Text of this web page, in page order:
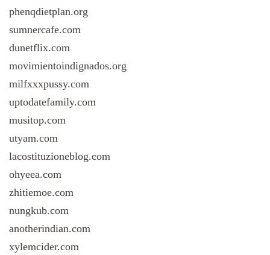
phenqdietplan.org
sumnercafe.com
dunetflix.com
movimientoindignados.org
milfxxxpussy.com
uptodatefamily.com
musitop.com
utyam.com
lacostituzioneblog.com
ohyeea.com
zhitiemoe.com
nungkub.com
anotherindian.com
xylemcider.com